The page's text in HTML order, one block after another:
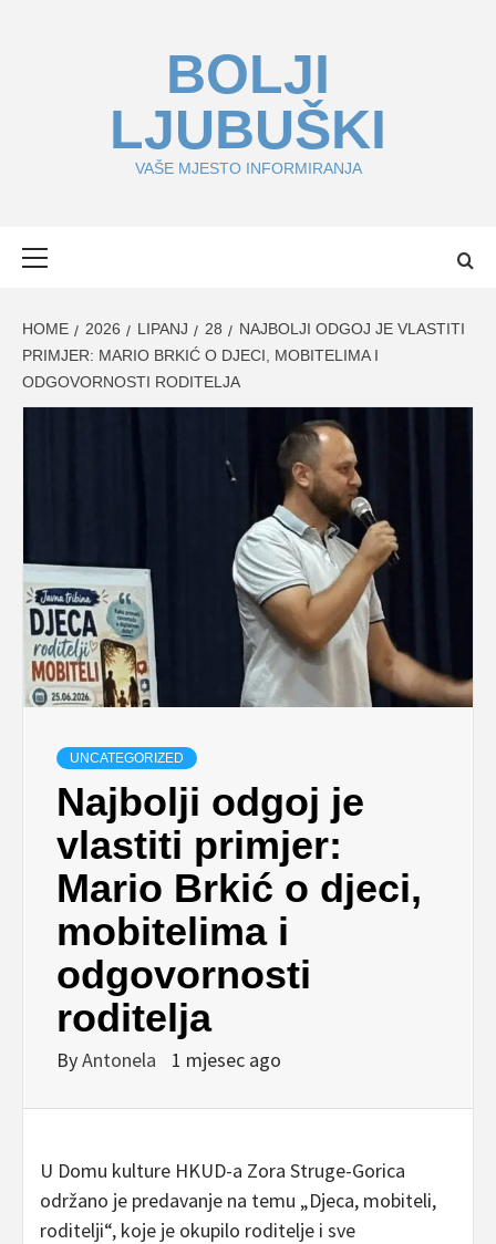
BOLJI
LJUBUŠKI
VAŠE MJESTO INFORMIRANJA
HOME 2026 LIPANJ 28
NAJBOLJI ODGOJ JE VLASTITI
PRIMJER: MARIO BRKIĆ O DJECI, MOBITELIMA I
ODGOVORNOSTI RODITELJA
UNCATEGORIZED
Najbolji odgoj je
vlastiti primjer:
Mario Brkić o djeci,
mobitelima i
odgovornosti
roditelja
ByAntonela 1 mjesec ago
U Domu kulture HKUD-a Zora Struge-Gorica
održano je predavanje na temu „Djeca, mobiteli,
roditelji“, koje je okupilo roditelje i sve